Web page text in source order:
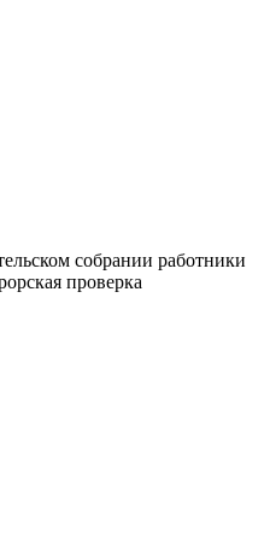
собрании работники
проверка